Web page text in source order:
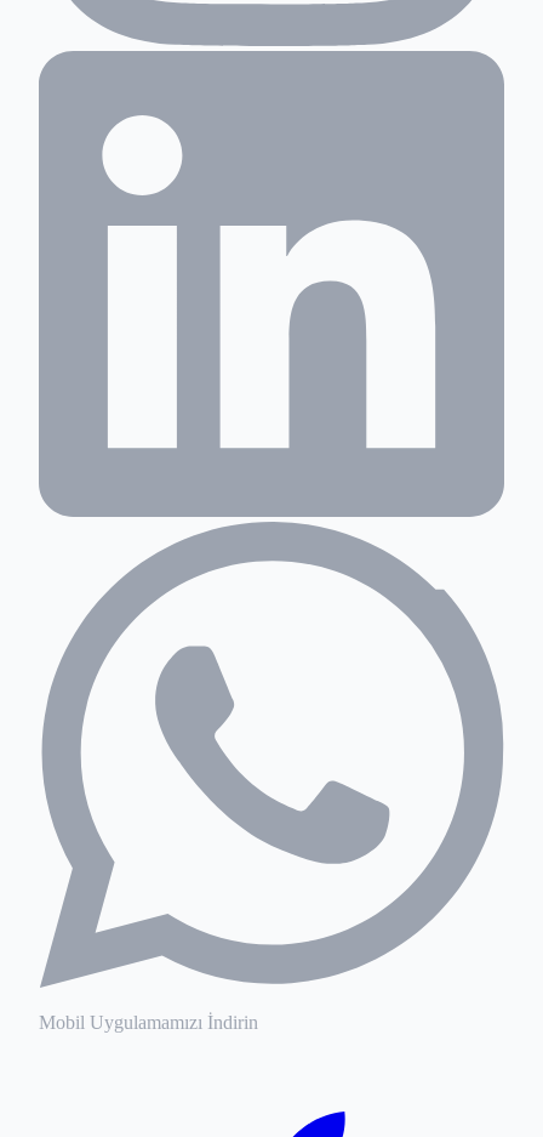
Mobil Uygulamamızı İndirin